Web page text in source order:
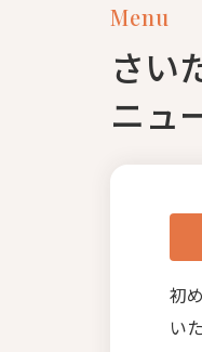
Menu
さい
ニュ
初
い